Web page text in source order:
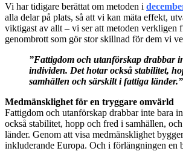
Vi har tidigare berättat om metoden i
alla delar på plats, så att vi kan mäta effekt,
viktigast av allt – vi ser att metoden verkligen
genombrott som gör stor skillnad för dem vi
”Fattigdom och utanförskap drabbar
individen. Det hotar också stabilitet,
samhällen och särskilt i fattiga länder.”
Medmänsklighet för en tryggare omvärld
Fattigdom och utanförskap drabbar inte bara
också stabilitet, hopp och fred i samhällen,
länder. Genom att visa medmänsklighet
inkluderande Europa. Och i förlängningen en